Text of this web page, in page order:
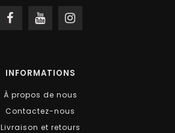
INFORMATIONS
À propos de nous
Contactez-nous
Livraison et retours